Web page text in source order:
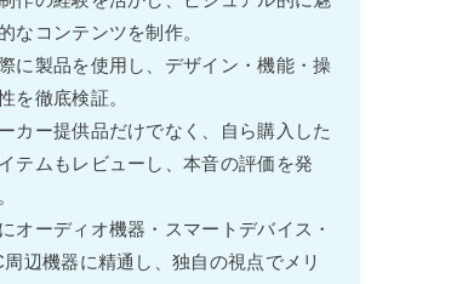
なコンテンツを制作。
に製品を使用し、デザイン・機能・操
を徹底検証。
カー提供品だけでなく、自ら購入した
テムもレビューし、本音の評価を発
オーディオ機器・スマートデバイス・
周辺機器に精通し、独自の視点でメリ